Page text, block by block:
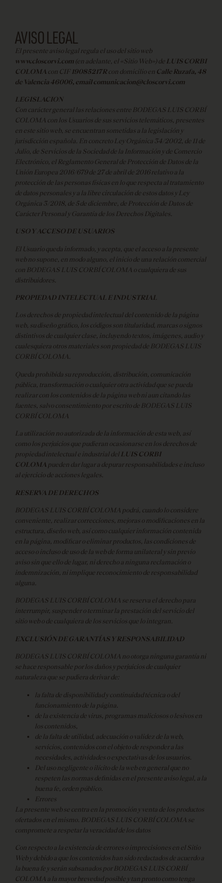
AVISO LEGAL
El presente aviso legal regula el uso del sitio web
www.closcorvi.com (en adelante, el «Sitio Web») de LUIS CORBI
COLOMA con CIF 19085217Rcon domicilio en Calle Ruzafa, 48
de Valencia 46006, email comunicacion@closcorvi.com
LEGISLACION
Con carácter general las relaciones entre BODEGAS LUIS CORBÍ
COLOMA con los Usuarios de sus servicios telemáticos, presentes
en este sitio web, se encuentran sometidas a la legislación y
jurisdicción española. En concreto Ley Orgánica 34/2002, de 11 de
Julio, de Servicios de la Sociedad de la Información y de Comercio
Electrónico, el Reglamento General de Protección de Datos de la
Unión Europea 2016/679 de 27 de abril de 2016 relativo a la
protección de las personas físicas en lo que respecta al tratamiento
de datos personales y a la libre circulación de estos datos y Ley
Orgánica 3/2018, de 5 de diciembre, de Protección de Datos de
Carácter Personal y Garantía de los Derechos Digitales.
USO Y ACCESO DE USUARIOS
El Usuario queda informado, y acepta, que el acceso a la presente
web no supone, en modo alguno, el inicio de una relación comercial
con BODEGAS LUIS CORBÍ COLOMA o cualquiera de sus
distribuidores.
PROPIEDAD INTELECTUAL E INDUSTRIAL
Los derechos de propiedad intelectual del contenido de la página
web, su diseño gráfico, los códigos son titularidad, marcas o signos
distintivos de cualquier clase, incluyendo textos, imágenes, audio y
cualesquiera otros materiales son propiedad de BODEGAS LUIS
CORBÍ COLOMA.
Queda prohibida su reproducción, distribución, comunicación
pública, transformación o cualquier otra actividad que se pueda
realizar con los contenidos de la página web ni aun citando las
fuentes, salvo consentimiento por escrito de BODEGAS LUIS
CORBÍ COLOMA
La utilización no autorizada de la información de esta web, así
como los perjuicios que pudieran ocasionarse en los derechos de
propiedad intelectual e industrial del LUIS CORBI
COLOMA pueden dar lugar a depurar responsabilidades e incluso
al ejercicio de acciones legales.
RESERVA DE DERECHOS
BODEGAS LUIS CORBÍ COLOMA podrá, cuando lo considere
conveniente, realizar correcciones, mejoras o modificaciones en la
estructura, diseño web, así como cualquier información contenida
en la página, modificar o eliminar productos, las condiciones de
acceso o incluso de uso de la web de forma unilateral y sin previo
aviso sin que ello de lugar, ni derecho a ninguna reclamación o
indemnización, ni implique reconocimiento de responsabilidad
alguna.
BODEGAS LUIS CORBÍ COLOMA se reserva el derecho para
interrumpir, suspender o terminar la prestación del servicio del
sitio web o de cualquiera de los servicios que lo integran.
EXCLUSIÓN DE GARANTÍAS Y RESPONSABILIDAD
BODEGAS LUIS CORBÍ COLOMA no otorga ninguna garantía ni
se hace responsable por los daños y perjuicios de cualquier
naturaleza que se pudiera derivar de:
la falta de disponibilidad y continuidad técnica o del
funcionamiento de la página.
de la existencia de virus, programas maliciosos o lesivos en
los contenidos,
de la falta de utilidad, adecuación o validez de la web,
servicios, contenidos con el objeto de responder a las
necesidades, actividades o expectativas de los usuarios.
Del uso negligente o ilícito de la web en general que no
respeten las normas definidas en el presente aviso legal, a la
buena fe, orden público.
Errores
La presente web se centra en la promoción y venta de los productos
ofertados en el mismo. BODEGAS LUIS CORBÍ COLOMA se
compromete a respetar la veracidad de los datos
Con respecto a la existencia de errores o imprecisiones en el Sitio
Web y debido a que los contenidos han sido redactados de acuerdo a
la buena fe y serán subsanados por BODEGAS LUIS CORBÍ
COLOMA a la mayor brevedad posible y tan pronto como tenga